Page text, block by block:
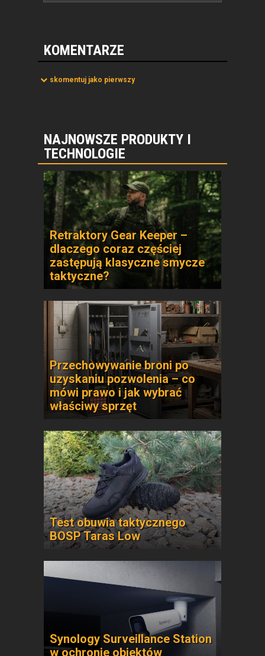
KOMENTARZE
skomentuj jako pierwszy
NAJNOWSZE PRODUKTY I
TECHNOLOGIE
Retraktory Gear Keeper –
dlaczego coraz częściej
zastępują klasyczne smycze
taktyczne?
Przechowywanie broni po
uzyskaniu pozwolenia – co
mówi prawo i jak wybrać
właściwy sprzęt
Test obuwia taktycznego
BOSP Taras Low
Synology Surveillance Station
w ochronie obiektów